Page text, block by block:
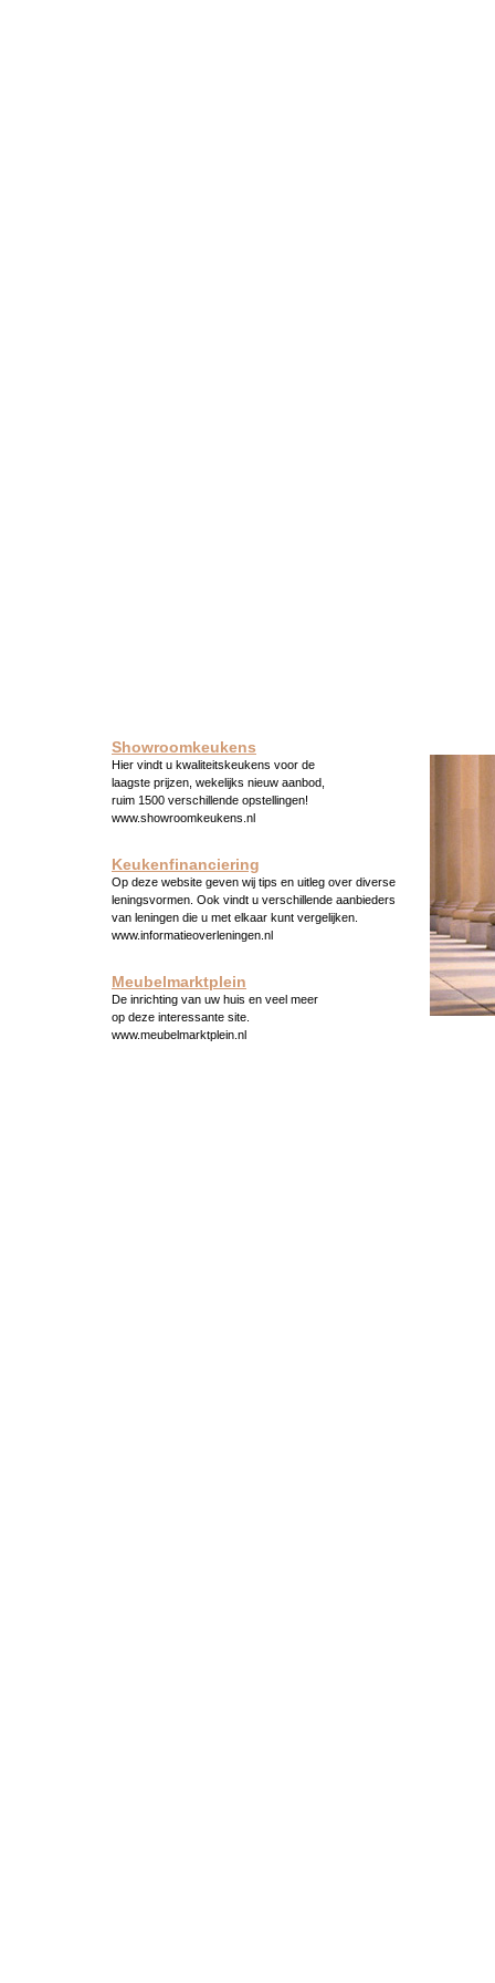
Showroomkeukens
Hier vindt u kwaliteitskeukens voor de
laagste prijzen, wekelijks nieuw aanbod,
ruim 1500 verschillende opstellingen!
www.showroomkeukens.nl
Keukenfinanciering
Op deze website geven wij tips en uitleg over diverse
leningsvormen. Ook vindt u verschillende aanbieders
van leningen die u met elkaar kunt vergelijken.
www.informatieoverleningen.nl
Meubelmarktplein
De inrichting van uw huis en veel meer
op deze interessante site.
www.meubelmarktplein.nl